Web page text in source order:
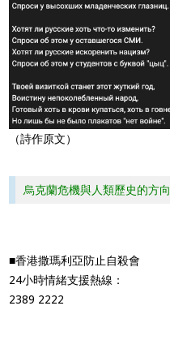
（詩作原文）
烏克蘭危機與人類歷史的方向
■香港撒瑪利亞防止自殺會
24小時情緒支援熱線：
2389 2222